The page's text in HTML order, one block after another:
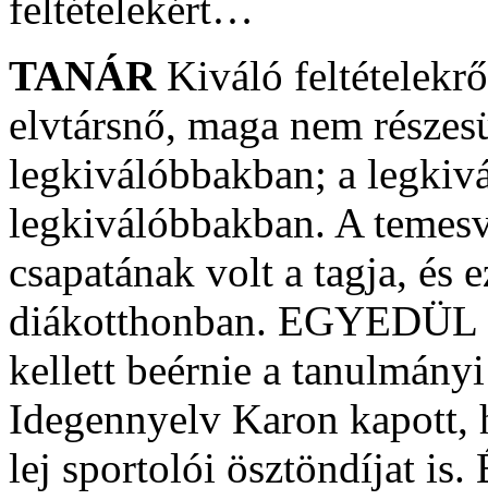
TANÁRKiváló
elvtársnő, maga nem
legkiválóbbakban; a
legkiválóbbakban. A
csapatának volt a tagja, és
diákotthonban. EGYEDÜL
kellett beérnie a
Idegennyelv Karon kapott,
lej sportolói ösztöndíjat is.